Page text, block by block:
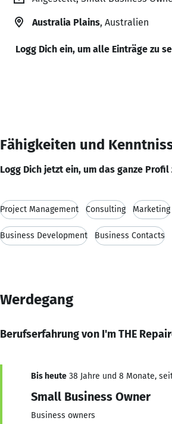
Australia Plains, Australien
Logg Dich ein, um alle Einträge zu
Fähigkeiten und
Logg Dich jetzt ein, um das ganze Profil
Project Management Consulting Marketing
Business Development Business Contacts
Werdegang
Berufserfahrung von I'm THE
Bis heute 38 Jahre und 8 Monate,
Small Business Owner
Business owners